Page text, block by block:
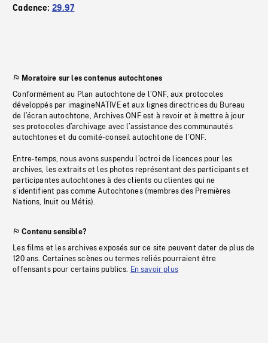
Cadence: 29.97
Moratoire sur les contenus autochtones
Conformément au Plan autochtone de l’ONF, aux protocoles
développés par imagineNATIVE et aux lignes directrices du Bureau
de l’écran autochtone, Archives ONF est à revoir et à mettre à jour
ses protocoles d’archivage avec l’assistance des communautés
autochtones et du comité-conseil autochtone de l’ONF.
Entre-temps, nous avons suspendu l’octroi de licences pour les
archives, les extraits et les photos représentant des participants et
participantes autochtones à des clients ou clientes qui ne
s’identifient pas comme Autochtones (membres des Premières
Nations, Inuit ou Métis).
Contenu sensible?
Les films et les archives exposés sur ce site peuvent dater de plus de
120 ans. Certaines scènes ou termes reliés pourraient être
offensants pour certains publics. En savoir plus